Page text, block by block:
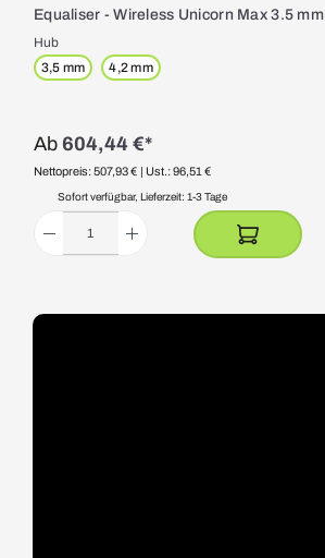
Equaliser - Wireless Unicorn Max 3.5 mm
Hub
3,5 mm
4,2 mm
Ab 604,44 €*
Nettopreis: 507,93 € | Ust.: 96,51 €
Sofort verfügbar, Lieferzeit: 1-3 Tage